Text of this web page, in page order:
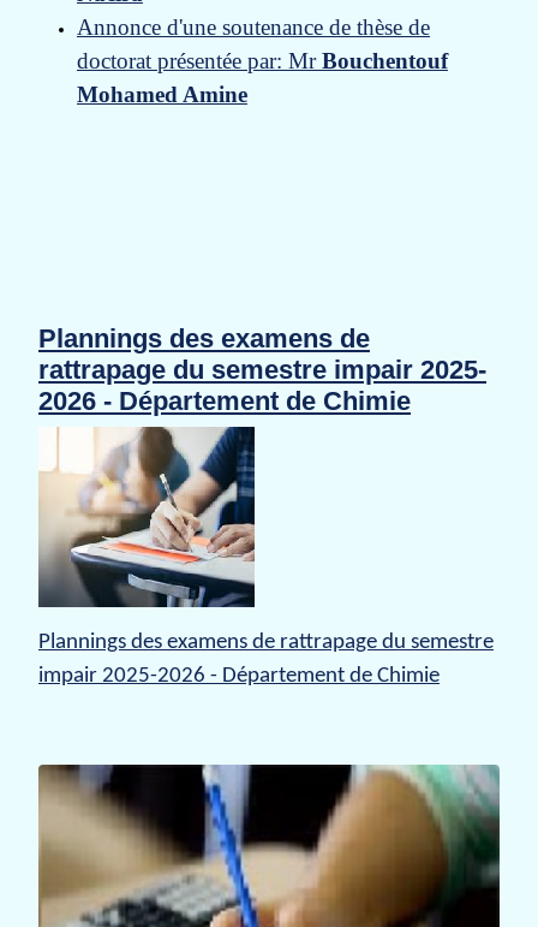
Annonce d'une soutenance de thèse de
doctorat présentée par: MrBouchentouf
Mohamed Amine
Plannings des examens de
rattrapage du semestre impair 2025-
2026 - Département de Chimie
Plannings des examens de rattrapage du semestre
impair 2025-2026 - Département de Chimie